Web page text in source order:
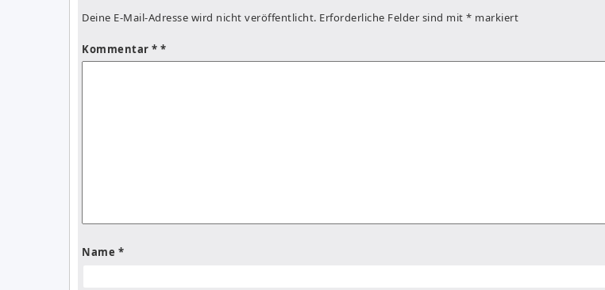
Deine E-Mail-Adresse wird nicht veröffentlicht. Erforderliche Felder sind mit * markiert
Kommentar *
Name *